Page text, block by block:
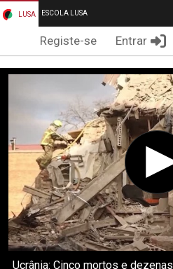
LUSA ESCOLA LUSA
Registe-se Entrar
Ucrânia: Cinco mortos e